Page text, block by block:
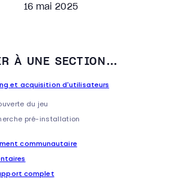
16 mai 2025
À UNE SECTION...
et acquisition d'utilisateurs
du jeu
pré-installation
communautaire
complet